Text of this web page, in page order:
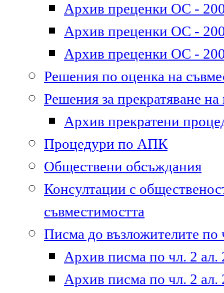
Архив преценки ОС -
Архив преценки ОС -
Архив преценки ОС -
Решения по оценка на
Решения за прекратяване
Архив прекратени
Процедури по АПК
Обществени обсъждания
Консултации с
съвместимостта
Писма до възложителите по
Архив писма по чл. 2 ал.
Архив писма по чл. 2 ал.